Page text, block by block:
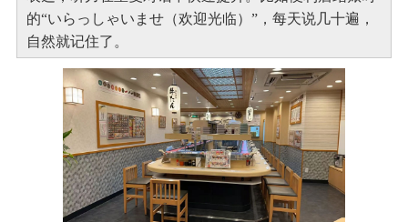
的“いらっしゃいませ（欢迎光临）”，每天说几十遍，
自然就记住了。